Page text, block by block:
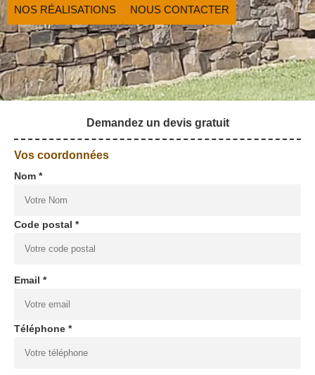
NOS RÉALISATIONS NOUS CONTACTER
Demandez un devis gratuit
Vos coordonnées
Nom *
Code postal *
Email *
Téléphone *